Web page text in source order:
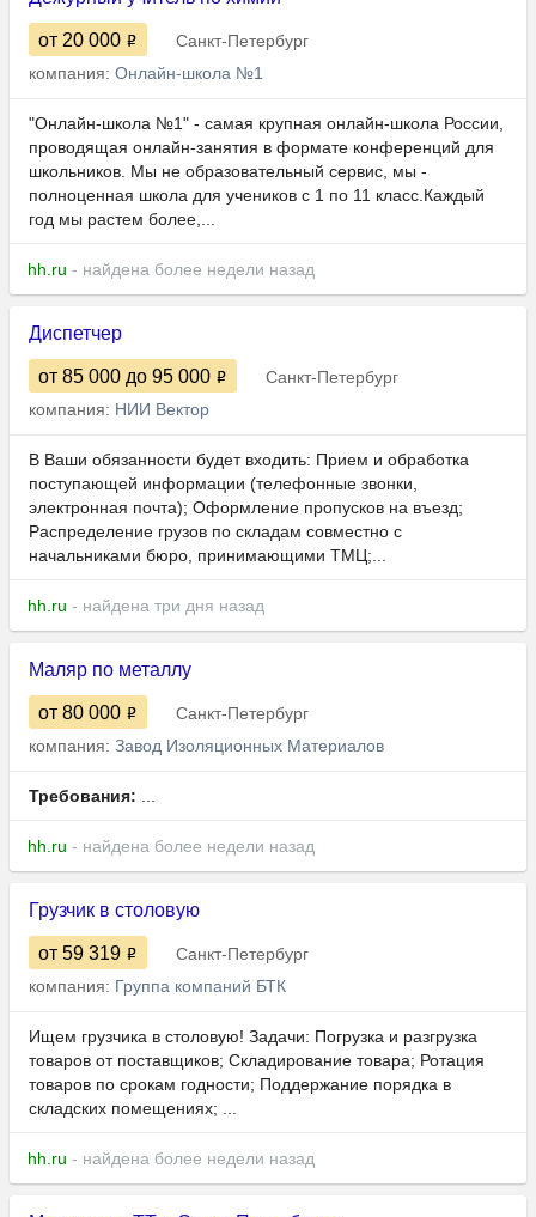
от 20 000
Санкт-Петербург
компания: Онлайн-школа №1
"Онлайн-школа №1" - самая крупная онлайн-школа России,
проводящая онлайн-занятия в формате конференций для
школьников. Мы не образовательный сервис, мы -
полноценная школа для учеников с 1 по 11 класс.Каждый
год мы растем более,...
hh.ru - найдена более недели назад
Диспетчер
от 85 000 до 95 000
Санкт-Петербург
компания: НИИ Вектор
В Ваши обязанности будет входить: Прием и обработка
поступающей информации (телефонные звонки,
электронная почта); Оформление пропусков на въезд;
Распределение грузов по складам совместно с
начальниками бюро, принимающими ТМЦ;...
hh.ru - найдена три дня назад
Маляр по металлу
от 80 000
Санкт-Петербург
компания: Завод Изоляционных Материалов
Требования: ...
hh.ru - найдена более недели назад
Грузчик в столовую
от 59 319
Санкт-Петербург
компания: Группа компаний БТК
Ищем грузчика в столовую! Задачи: Погрузка и разгрузка
товаров от поставщиков; Складирование товара; Ротация
товаров по срокам годности; Поддержание порядка в
складских помещениях; ...
hh.ru - найдена более недели назад